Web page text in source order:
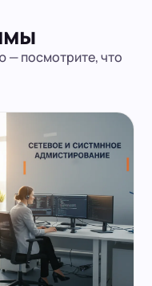
— посмотрите, что